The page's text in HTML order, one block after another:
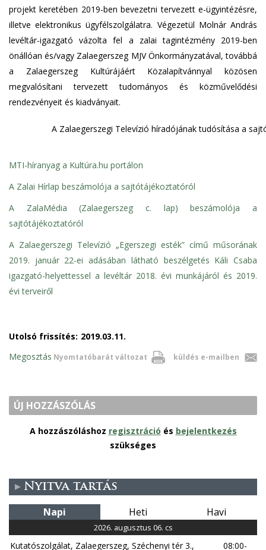
projekt keretében 2019-ben bevezetni tervezett e-ügyintézésre,
illetve elektronikus ügyfélszolgálatra. Végezetül Molnár András
levéltár-igazgató vázolta fel a zalai tagintézmény 2019-ben
önállóan és/vagy Zalaegerszeg MJV Önkormányzatával, továbbá
a Zalaegerszeg Kultúrájáért Közalapítvánnyal közösen
megvalósítani tervezett tudományos és közművelődési
rendezvényeit és kiadványait.
A Zalaegerszegi Televízió híradójának tudósítása a
MTI-híranyag a Kultúra.hu portálon
A Zalai Hírlap beszámolója a sajtótájékoztatóról
A ZalaMédia (Zalaegerszeg c. lap) beszámolója a
sajtótájékoztatóról
A Zalaegerszegi Televízió „Egerszegi esték” című műsorának
2019. január 22-ei adásában látható beszélgetés Káli Csaba
igazgató-helyettessel a levéltár 2018. évi munkájáról és 2019.
évi terveiről
Utolsó frissítés: 2019.03.11.
Nyomtatóbarát változat küldés e-mailben
Megosztás
ÚJ HOZZÁSZÓLÁS
A hozzászóláshoz regisztráció és bejelentkezés
szükséges
Nyitva tartás
Napi Heti Havi
2026. augusztus 06. cs
Kutatószolgálat, Zalaegerszeg, Széchenyi tér 3., 08:00-